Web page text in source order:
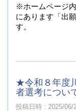
※ホームページ
にあります「出
す。
★令和８年度
者選考につい
投稿日時 : 2025/06/